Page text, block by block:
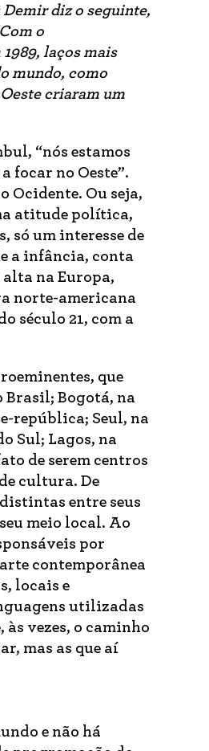
diz o seguinte,
o
1989, laços mais
mundo, como
criaram um
“nós estamos
focar no Oeste”.
Ocidente. Ou seja,
atitude política,
só um interesse de
a infância, conta
alta na Europa,
norte-americana
século 21, com a
que
Brasil; Bogotá, na
república; Seul, na
Sul; Lagos, na
de serem centros
cultura. De
entre seus
meio local. Ao
por
contemporânea
locais e
utilizadas
vezes, o caminho
mas as que aí
e não há